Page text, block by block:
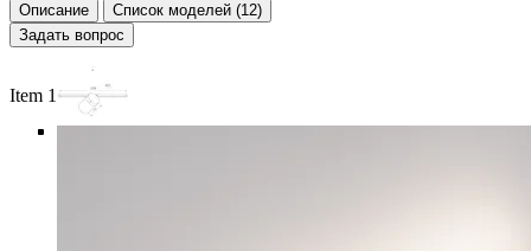
Описание
Список моделей (12)
Задать вопрос
Item 1 of 6